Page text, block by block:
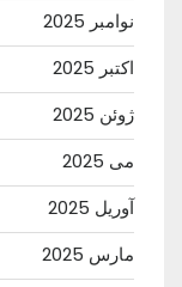
نوامبر 2025
اکتبر 2025
ژوئن 2025
می 2025
آوریل 2025
مارس 2025